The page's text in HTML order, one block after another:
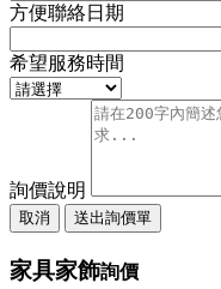
方便聯絡日期
希望服務時間
詢價說明
取消 送出詢價單
家具家飾詢價